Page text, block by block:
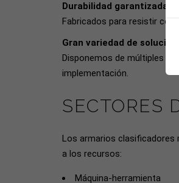
Durabilidad garantizada
Fabricados para resistir
Gran variedad de
Disponemos de múltiples
implementación.
SECTORES
Los armarios clasificadores
a los recursos:
Máquina-herramienta